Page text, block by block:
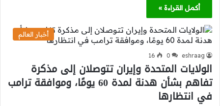
أكمل القراءة »
أخبار العالم
eshraag
0
16
الولايات المتحدة وإيران تتوصلان إلى مذكرة
تفاهم بشأن هدنة لمدة 60 يومًا، وموافقة ترامب
في انتظارها